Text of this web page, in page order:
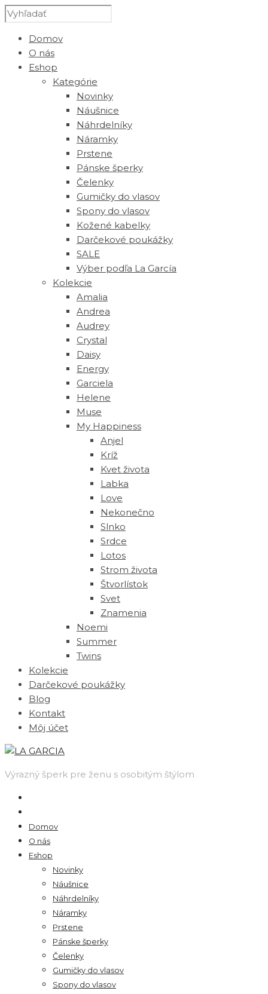
Domov
O nás
Eshop
Kategórie
Novinky
Náušnice
Náhrdelníky
Náramky
Prstene
Pánske šperky
Čelenky
Gumičky do vlasov
Spony do vlasov
Kožené kabelky
Darčekové poukážky
SALE
Výber podľa La García
Kolekcie
Amalia
Andrea
Audrey
Crystal
Daisy
Energy
Garciela
Helene
Muse
‎My Happiness
Anjel
Kríž
Kvet života
Labka
Love
Nekonečno
Slnko
Srdce
Lotos
Strom života
Štvorlístok
Svet
Znamenia
Noemi
Summer
Twins
Kolekcie
Darčekové poukážky
Blog
Kontakt
Môj účet
Výrazný šperk pre ženu s osobitým štýlom
Domov
O nás
Eshop
Novinky
Náušnice
Náhrdelníky
Náramky
Prstene
Pánske šperky
Čelenky
Gumičky do vlasov
Spony do vlasov